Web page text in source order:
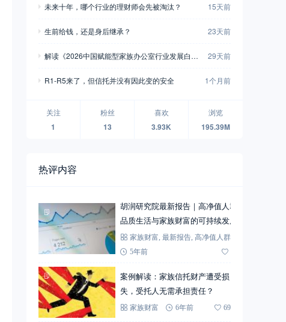
未来十年，哪个行业的理财师会先被淘汰？ 15天前
生前给钱，还是身后继承？ 23天前
解读《2026中国赋能型家族办公室行业发展白皮
29天前
R1-R5来了，但信托并没有因此变的安全 1个月前
关注
1
粉丝
13
喜欢
3.93K
浏览
195.39M
热评内容
胡润研究院最新报告｜高净值人群
品质生活与家族财富的可持续发展
家族财富 最新报告 高净值人群
5年前
案例解读：家族信托财产遭受损
失，受托人无需承担责任？
家族财富 6年前 69